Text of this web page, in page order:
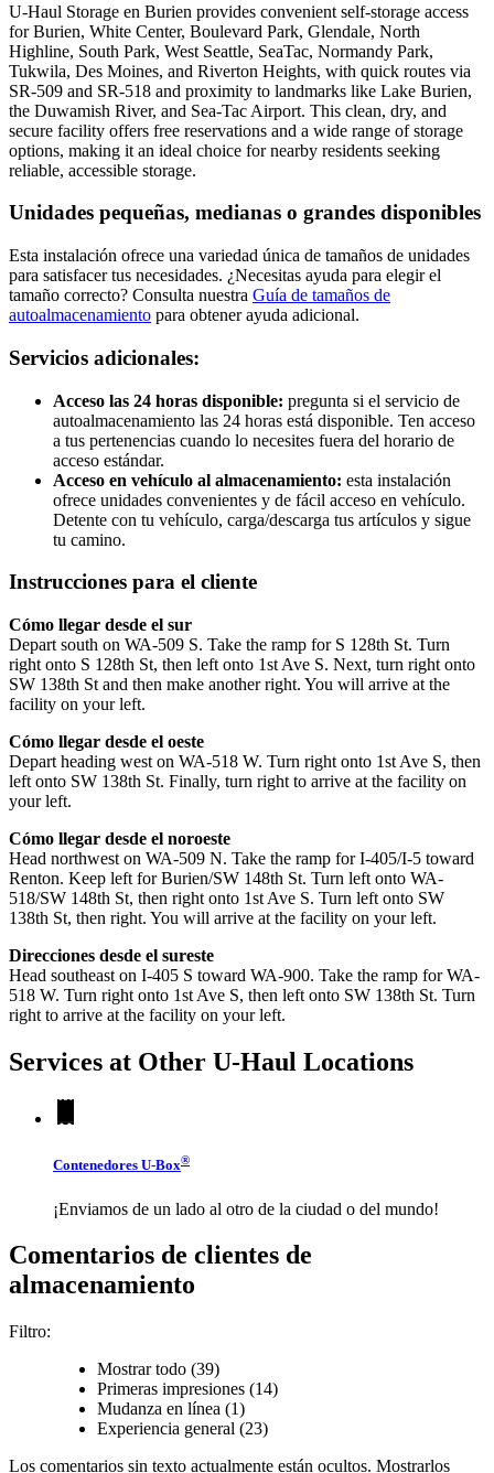
U-Haul Storage en Burien provides convenient self-storage access
for Burien, White Center, Boulevard Park, Glendale, North
Highline, South Park, West Seattle, SeaTac, Normandy Park,
Tukwila, Des Moines, and Riverton Heights, with quick routes via
SR-509 and SR-518 and proximity to landmarks like Lake Burien,
the Duwamish River, and Sea-Tac Airport. This clean, dry, and
secure facility offers free reservations and a wide range of storage
options, making it an ideal choice for nearby residents seeking
reliable, accessible storage.
Unidades pequeñas, medianas o grandes disponibles
Esta instalación ofrece una variedad única de tamaños de unidades
para satisfacer tus necesidades. ¿Necesitas ayuda para elegir el
tamaño correcto? Consulta nuestra Guía de tamaños de
autoalmacenamiento para obtener ayuda adicional.
Servicios adicionales:
Acceso las 24 horas disponible: pregunta si el servicio de
autoalmacenamiento las 24 horas está disponible. Ten acceso
a tus pertenencias cuando lo necesites fuera del horario de
acceso estándar.
Acceso en vehículo al almacenamiento: esta instalación
ofrece unidades convenientes y de fácil acceso en vehículo.
Detente con tu vehículo, carga/descarga tus artículos y sigue
tu camino.
Instrucciones para el cliente
Cómo llegar desde el sur
Depart south on WA-509 S. Take the ramp for S 128th St. Turn
right onto S 128th St, then left onto 1st Ave S. Next, turn right onto
SW 138th St and then make another right. You will arrive at the
facility on your left.
Cómo llegar desde el oeste
Depart heading west on WA-518 W. Turn right onto 1st Ave S, then
left onto SW 138th St. Finally, turn right to arrive at the facility on
your left.
Cómo llegar desde el noroeste
Head northwest on WA-509 N. Take the ramp for I-405/I-5 toward
Renton. Keep left for Burien/SW 148th St. Turn left onto WA-
518/SW 148th St, then right onto 1st Ave S. Turn left onto SW
138th St, then right. You will arrive at the facility on your left.
Direcciones desde el sureste
Head southeast on I-405 S toward WA-900. Take the ramp for WA-
518 W. Turn right onto 1st Ave S, then left onto SW 138th St. Turn
right to arrive at the facility on your left.
Services at Other U-Haul Locations
Contenedores U-Box®
¡Enviamos de un lado al otro de la ciudad o del mundo!
Comentarios de clientes de
almacenamiento
Filtro:
Mostrar todo (39)
Primeras impresiones (14)
Mudanza en línea (1)
Experiencia general (23)
Los comentarios sin texto actualmente están ocultos. Mostrarlos